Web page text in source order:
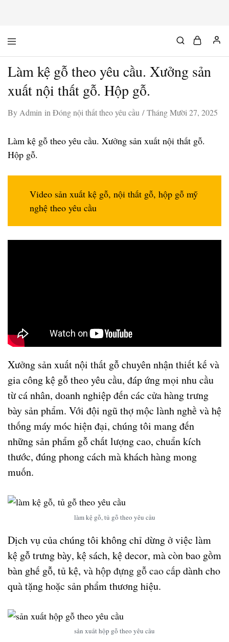
độc
&
chất
Làm kệ gỗ theo yêu cầu. Xưởng sản
xuất nội thất gỗ. Hộp gỗ.
By Admin in Đóng nội thất theo yêu cầu Tháng Mười 27, 2025
Làm kệ gỗ theo yêu cầu. Xưởng sản xuất nội thất gỗ.
Hộp gỗ.
Video sản xuất kệ gỗ, nội thất gỗ, hộp gỗ mỹ
nghệ theo yêu cầu
Xưởng sản xuất nội thất gỗ chuyên nhận thiết kế và
gia côngkệ gỗ theo yêu cầu, đáp ứng mọi nhu cầu
từ cá nhân, doanh nghiệp đến các cửa hàng trưng
bày sản phẩm. Với đội ngũ thợ mộc lành nghề và hệ
thống máy móc hiện đại, chúng tôi mang đến
những sản phẩm gỗ chất lượng cao, chuẩn kích
thước, đúng phong cách mà khách hàng mong
muốn.
làm kệ gỗ, tủ gỗ theo yêu cầu
Dịch vụ của chúng tôi không chỉ dừng ở việc làm
kệ gỗ trưng bày, kệ sách, kệ decor, mà còn bao gồm
bàn ghế gỗ, tủ kệ, vàhộp đựng gỗ cao cấpdành cho
quà tặng hoặc sản phẩm thương hiệu.
sản xuất hộp gỗ theo yêu cầu